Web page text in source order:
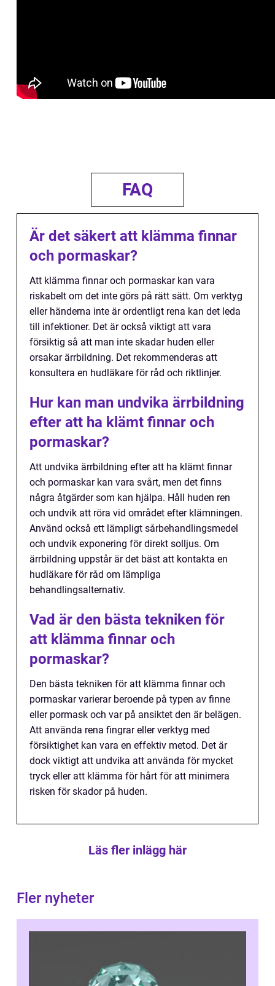
FAQ
Är det säkert att klämma finnar
och pormaskar?
Att klämma finnar och pormaskar kan vara
riskabelt om det inte görs på rätt sätt. Om verktyg
eller händerna inte är ordentligt rena kan det leda
till infektioner. Det är också viktigt att vara
försiktig så att man inte skadar huden eller
orsakar ärrbildning. Det rekommenderas att
konsultera en hudläkare för råd och riktlinjer.
Hur kan man undvika ärrbildning
efter att ha klämt finnar och
pormaskar?
Att undvika ärrbildning efter att ha klämt finnar
och pormaskar kan vara svårt, men det finns
några åtgärder som kan hjälpa. Håll huden ren
och undvik att röra vid området efter klämningen.
Använd också ett lämpligt sårbehandlingsmedel
och undvik exponering för direkt solljus. Om
ärrbildning uppstår är det bäst att kontakta en
hudläkare för råd om lämpliga
behandlingsalternativ.
Vad är den bästa tekniken för
att klämma finnar och
pormaskar?
Den bästa tekniken för att klämma finnar och
pormaskar varierar beroende på typen av finne
eller pormask och var på ansiktet den är belägen.
Att använda rena fingrar eller verktyg med
försiktighet kan vara en effektiv metod. Det är
dock viktigt att undvika att använda för mycket
tryck eller att klämma för hårt för att minimera
risken för skador på huden.
Läs fler inlägg här
Fler nyheter